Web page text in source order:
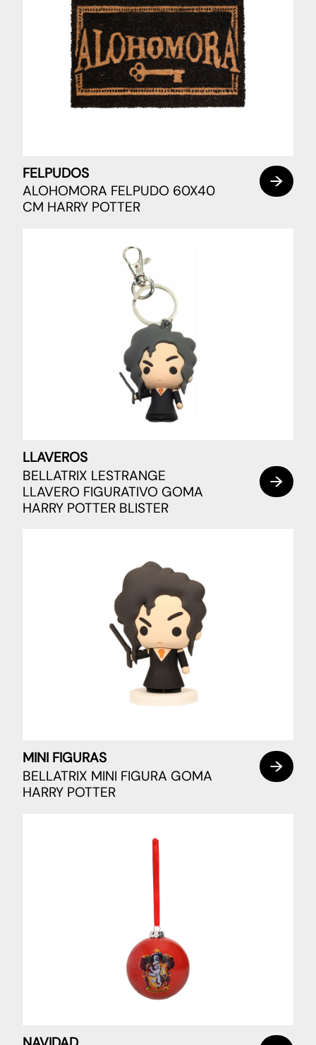
FELPUDOS
ALOHOMORA FELPUDO 60X40
CM HARRY POTTER
LLAVEROS
BELLATRIX LESTRANGE
LLAVERO FIGURATIVO GOMA
HARRY POTTER BLISTER
MINI FIGURAS
BELLATRIX MINI FIGURA GOMA
HARRY POTTER